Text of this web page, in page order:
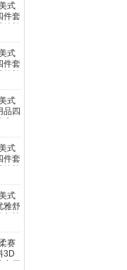
式
件套
棉
四
单款
式
件套
棉
床单
式
品四
四
床
套
式
件套
棉
四
单款
式
雅舒
椅
垫赛
3D
用